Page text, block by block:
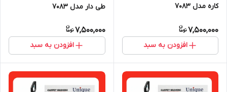
کاره مدل ۷۰۸۳
7,500,000
افزودن به سبد
طی دار مدل 7083
7,500,000
افزودن به سبد